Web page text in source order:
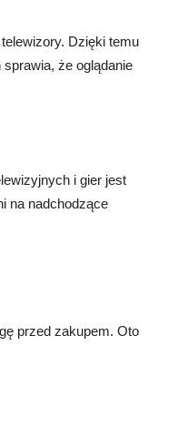
Dzięki temu
że oglądanie
i gier jest
na nadchodzące
przed zakupem. Oto